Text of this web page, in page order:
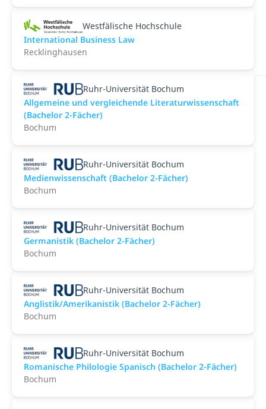
Westfälische Hochschule
International Business Law
Recklinghausen
Ruhr-Universität Bochum
Allgemeine und vergleichende Literaturwissenschaft
(Bachelor 2-Fächer)
Bochum
Ruhr-Universität Bochum
Medienwissenschaft (Bachelor 2-Fächer)
Bochum
Ruhr-Universität Bochum
Germanistik (Bachelor 2-Fächer)
Bochum
Ruhr-Universität Bochum
Anglistik/Amerikanistik (Bachelor 2-Fächer)
Bochum
Ruhr-Universität Bochum
Romanische Philologie Spanisch (Bachelor 2-Fächer)
Bochum